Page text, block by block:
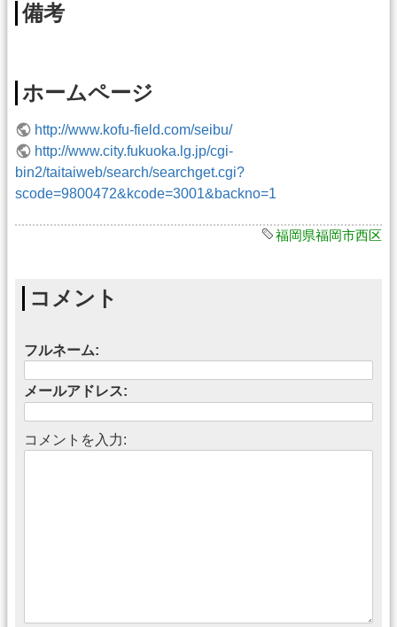
備考
ホームページ
http://www.kofu-field.com/seibu/
http://www.city.fukuoka.lg.jp/cgi-
bin2/taitaiweb/search/searchget.cgi?
scode=9800472&kcode=3001&backno=1
福岡県福岡市西区
コメント
フルネーム:
メールアドレス:
コメントを入力: